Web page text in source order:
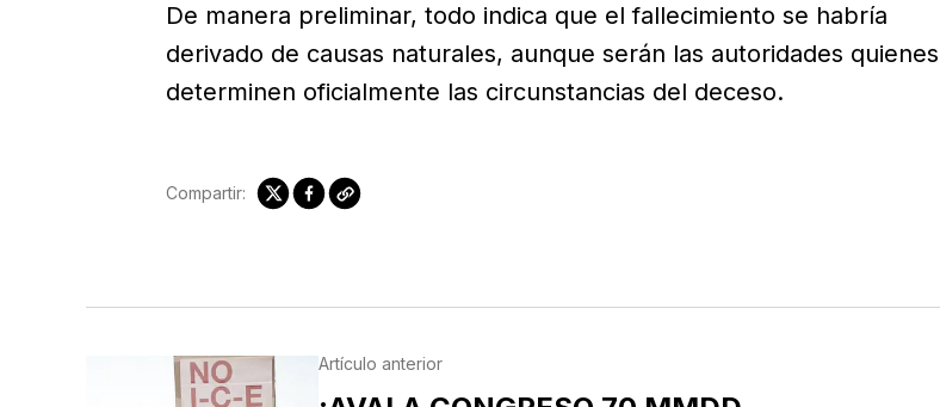
De manera preliminar, todo indica que el fallecimiento se habría
derivado de causas naturales, aunque serán las autoridades quienes
determinen oficialmente las circunstancias del deceso.
Compartir:
Artículo anterior